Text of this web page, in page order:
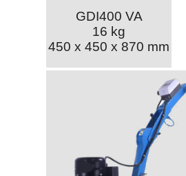
GDI400 VA
16 kg
450 x 450 x 870 mm